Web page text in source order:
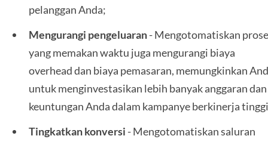
pelanggan Anda;
Mengurangi pengeluaran- Mengotomatiskan
yang memakan waktu juga mengurangi biaya
overhead dan biaya pemasaran, memungkinkan
untuk menginvestasikan lebih banyak anggaran dan
keuntungan Anda dalam kampanye berkinerja
Tingkatkan konversi - Mengotomatiskan saluran